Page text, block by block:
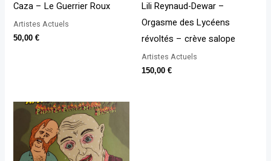
Caza – Le Guerrier Roux
Artistes Actuels
50,00€
Lili Reynaud-Dewar –
Orgasme des Lycéens
révoltés – crève salope
Artistes Actuels
150,00 €